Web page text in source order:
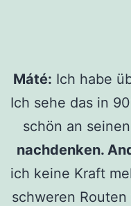
Máté: Ich habe
Ich sehe das in
schön an
nachdenken.
ich keine Kraft
schweren